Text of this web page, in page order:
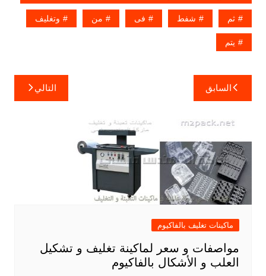
ثم شفط فى من وتغليف
يتم
تصفّح
المقالات
السابق التالي
ماكينات تغليف بالفاكيوم
مواصفات و سعر لماكينة تغليف و تشكيل
العلب و الأشكال بالفاكيوم